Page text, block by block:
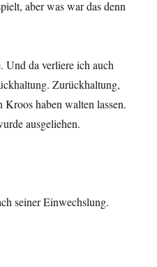
aber was war das denn
Und da verliere ich auch
Zurückhaltung,
haben walten lassen.
ausgeliehen.
seiner Einwechslung.